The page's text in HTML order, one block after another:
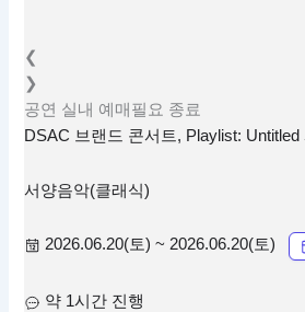
❮
❯
공연 실내 예매필요 종료
DSAC 브랜드 콘서트, Playlist:
서양음악(클래식)
2026.06.20(토) ~ 2026.06.20(토)
약 1시간 진행